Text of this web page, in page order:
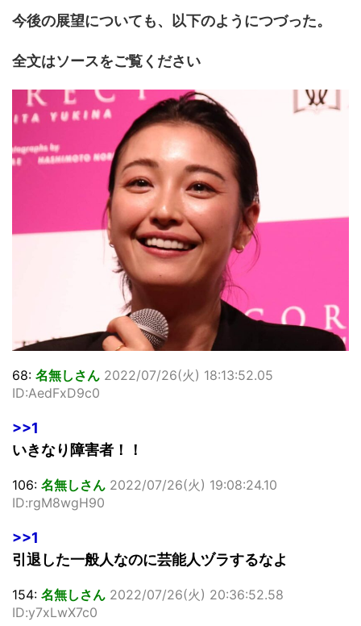
今後の展望についても、以下のようにつづった。
全文はソースをご覧ください
68: 名無しさん 2022/07/26(火) 18:13:52.05
ID:AedFxD9c0
>>1
いきなり障害者！！
106: 名無しさん 2022/07/26(火) 19:08:24.10
ID:rgM8wgH90
>>1
引退した一般人なのに芸能人ヅラするなよ
154: 名無しさん 2022/07/26(火) 20:36:52.58
ID:y7xLwX7c0